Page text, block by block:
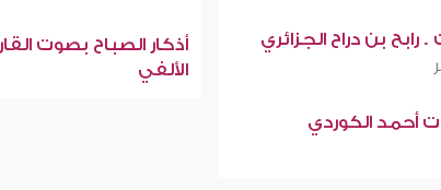
رابح بن دراح الجزائري
أحمد الكوردي
أذكار الصباح بصوت
الألفي